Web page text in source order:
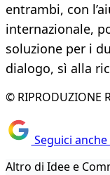
entrambi, con
internazionale,
soluzione per i
dialogo, sì alla
© RIPRODUZIONE
Seguici
Altro di Idee e